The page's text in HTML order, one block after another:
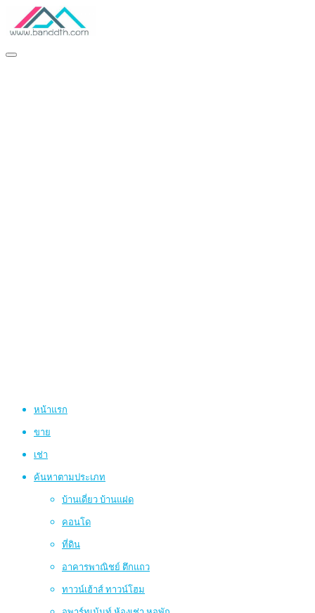
หน้าแรก
ขาย
เช่า
ค้นหาตามประเภท
บ้านเดี่ยว บ้านแฝด
คอนโด
ที่ดิน
อาคารพาณิชย์ ตึกแถว
ทาวน์เฮ้าส์ ทาวน์โฮม